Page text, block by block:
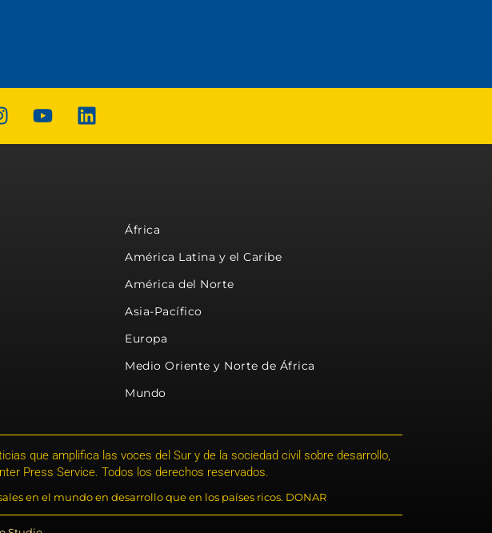
África
América Latina y el Caribe
América del Norte
Asia-Pacífico
Europa
Medio Oriente y Norte de África
Mundo
que amplifica las voces del Sur y de la sociedad civil sobre desarrollo,
Press Service. Todos los derechos reservados.
en el mundo en desarrollo que en los países ricos. DONAR